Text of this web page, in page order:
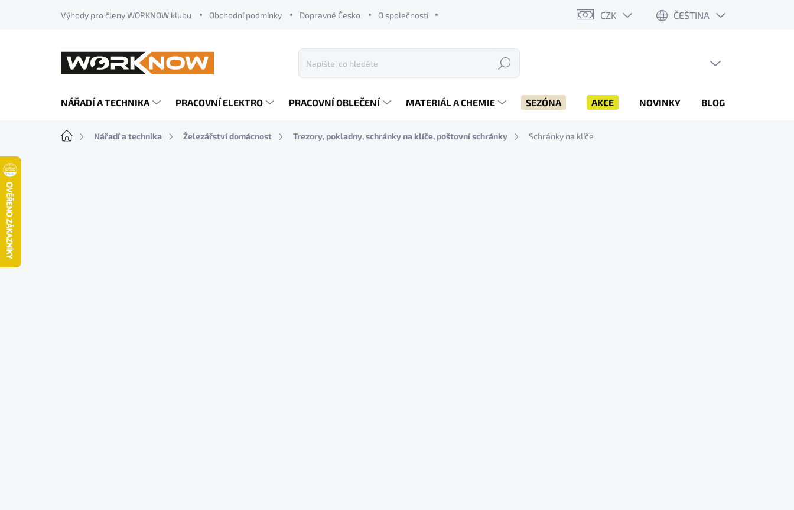
Výhody pro členy WORKNOW klubu Obchodní podmínky Dopravné Česko O společnosti CZK ČEŠTINA
Hledat
NÁŘADÍ A TECHNIKA PRACOVNÍ ELEKTRO PRACOVNÍ OBLEČENÍ MATERIÁL A CHEMIE SEZÓNA AKCE NOVINKY BLOG
Domů Nářadí a technika Železářství domácnost Trezory, pokladny, schránky na klíče, poštovní schránky Schránky na klíče